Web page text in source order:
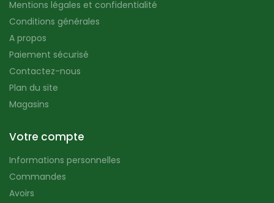
Mentions légales et confidentialité
Conditions générales
A propos
Paiement sécurisé
Contactez-nous
Plan du site
Magasins
Votre compte
Informations personnelles
Commandes
Avoirs